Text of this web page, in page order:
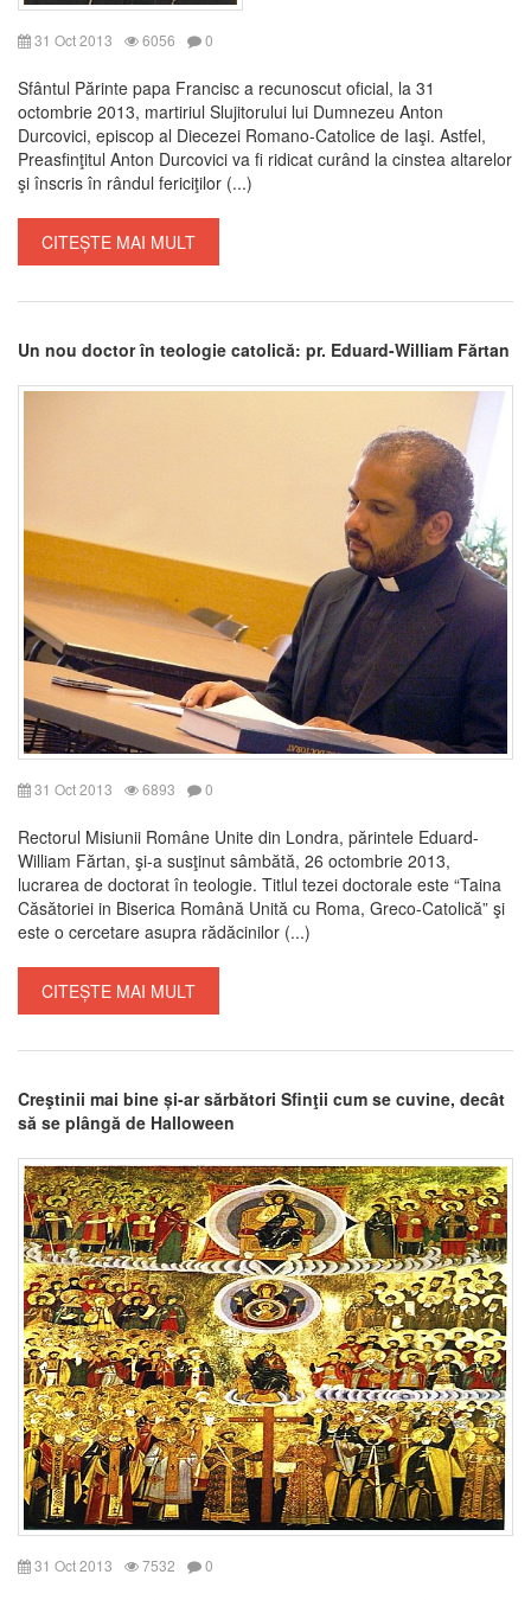
31 Oct 2013 6056 0
Sfântul Părinte papa Francisc a recunoscut oficial, la 31
octombrie 2013, martiriul Slujitorului lui Dumnezeu Anton
Durcovici, episcop al Diecezei Romano-Catolice de Iaşi. Astfel,
Preasfinţitul Anton Durcovici va fi ridicat curând la cinstea altarelor
şi înscris în rândul fericiţilor (...)
CITEȘTE MAI MULT
Un nou doctor în teologie catolică: pr. Eduard-William Fărtan
31 Oct 2013 6893 0
Rectorul Misiunii Române Unite din Londra, părintele Eduard-
William Fărtan, şi-a susţinut sâmbătă, 26 octombrie 2013,
lucrarea de doctorat în teologie. Titlul tezei doctorale este “Taina
Căsătoriei in Biserica Română Unită cu Roma, Greco-Catolică” şi
este o cercetare asupra rădăcinilor (...)
CITEȘTE MAI MULT
Creştinii mai bine și-ar sărbători Sfinţii cum se cuvine, decât
să se plângă de Halloween
31 Oct 2013 7532 0